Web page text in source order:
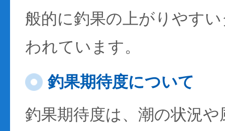
般的に釣果の上がりやす
われています。
釣果期待度について
釣果期待度は、潮の状況